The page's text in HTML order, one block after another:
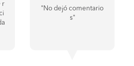
S/150
r
"No dejó comentario
s"